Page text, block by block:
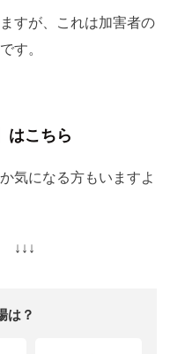
すが、これは加害者の
す。
はこちら
気になる方もいますよ
↓↓↓
は？